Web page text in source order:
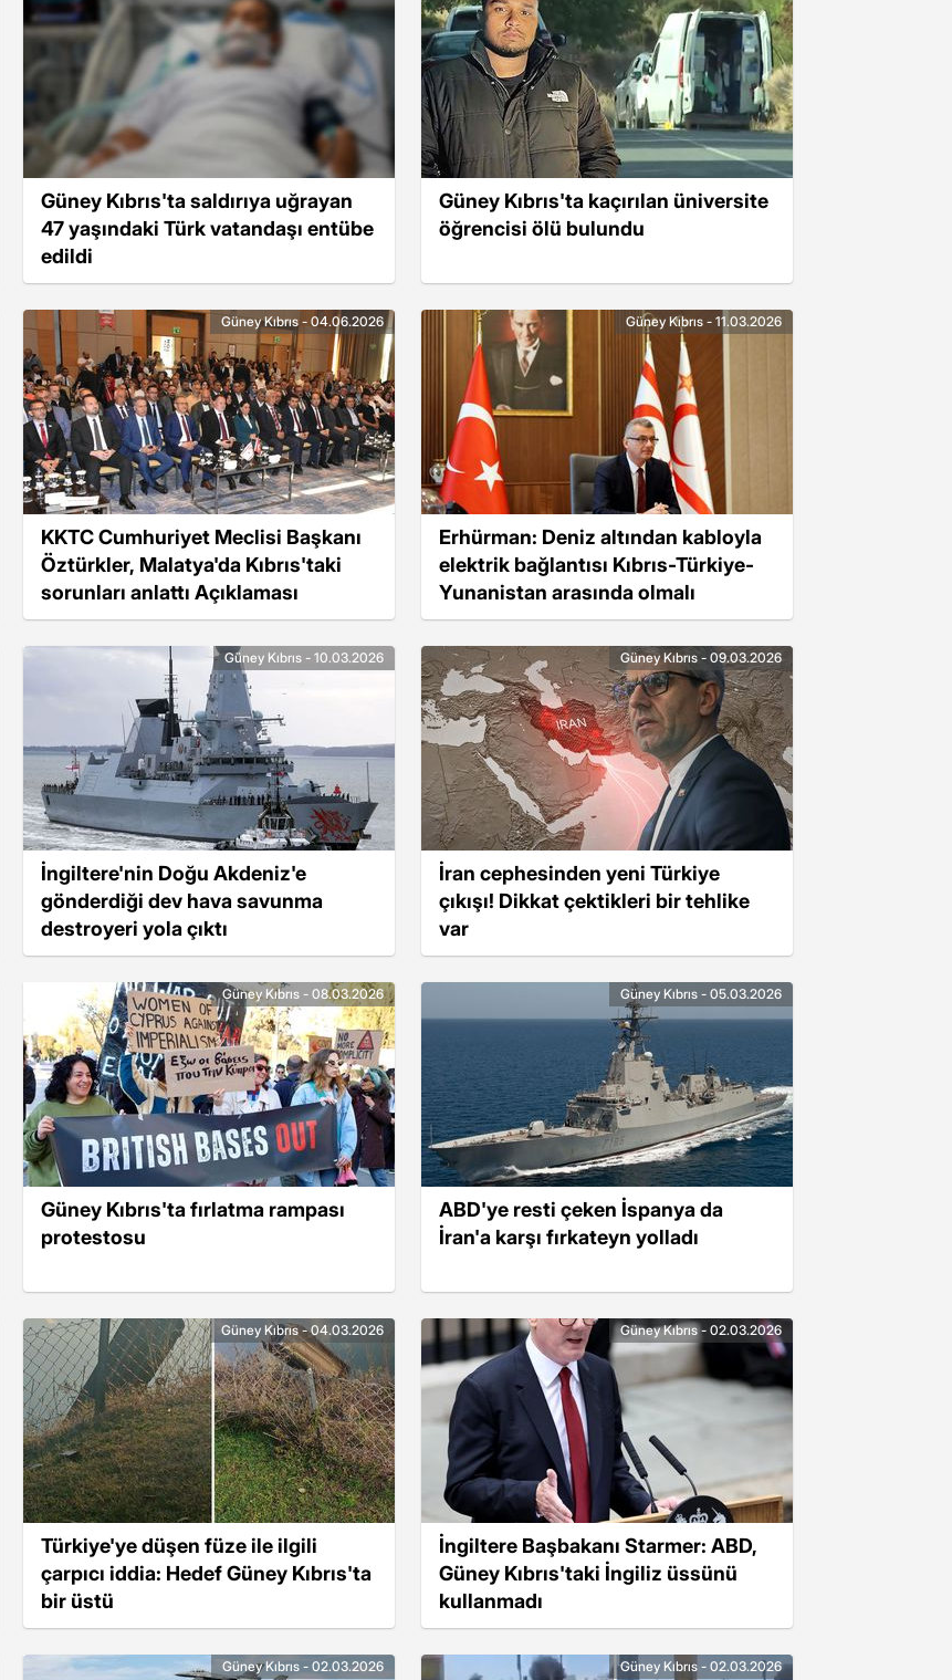
Güney Kıbrıs'ta saldırıya uğrayan
47 yaşındaki Türk vatandaşı entübe
edildi
Güney Kıbrıs'ta kaçırılan üniversite
öğrencisi ölü bulundu
KKTC Cumhuriyet Meclisi Başkanı
Öztürkler, Malatya'da Kıbrıs'taki
sorunları anlattı Açıklaması
Güney Kıbrıs - 04.06.2026
Erhürman: Deniz altından kabloyla
elektrik bağlantısı Kıbrıs-Türkiye-
Yunanistan arasında olmalı
Güney Kıbrıs - 11.03.2026
İngiltere'nin Doğu Akdeniz'e
gönderdiği dev hava savunma
destroyeri yola çıktı
Güney Kıbrıs - 10.03.2026
İran cephesinden yeni Türkiye
çıkışı! Dikkat çektikleri bir tehlike
var
Güney Kıbrıs - 09.03.2026
Güney Kıbrıs'ta fırlatma rampası
protestosu
Güney Kıbrıs - 08.03.2026
ABD'ye resti çeken İspanya da
İran'a karşı fırkateyn yolladı
Güney Kıbrıs - 05.03.2026
Türkiye'ye düşen füze ile ilgili
çarpıcı iddia: Hedef Güney Kıbrıs'ta
bir üstü
Güney Kıbrıs - 04.03.2026
İngiltere Başbakanı Starmer: ABD,
Güney Kıbrıs'taki İngiliz üssünü
kullanmadı
Güney Kıbrıs - 02.03.2026
Güney Kıbrıs - 02.03.2026 Güney Kıbrıs - 02.03.2026